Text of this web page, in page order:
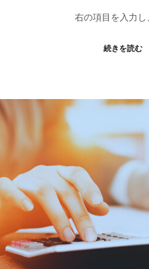
右の項目を入力
続きを読む